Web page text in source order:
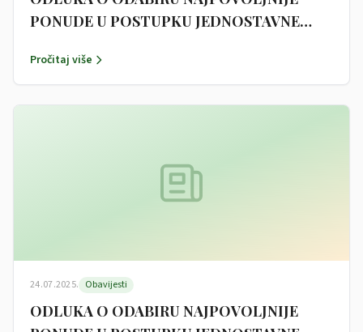
PONUDE U POSTUPKU JEDNOSTAVNE
IGRALISTA U BICKOM SELU
Pročitaj više
24.07.2025. Obavijesti
ODLUKA O ODABIRU NAJPOVOLJNIJE